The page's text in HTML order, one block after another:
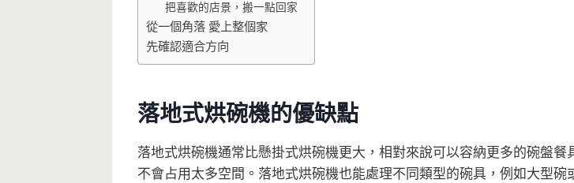
把喜歡的店景，搬一點回家
從一個角落 愛上整個家
先確認適合方向
落地式烘碗機的優缺點
落地式烘碗機通常比懸掛式烘碗機更大，相對來說可以容納更多的碗盤
不會占用太多空間。落地式烘碗機也能處理不同類型的碗具，例如大型